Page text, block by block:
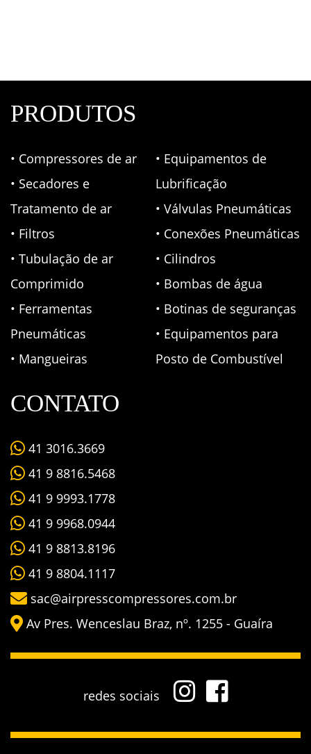
PRODUTOS
• Compressores de ar
• Secadores e
Tratamento de ar
• Filtros
• Tubulação de ar
Comprimido
• Ferramentas
Pneumáticas
• Mangueiras
• Equipamentos de
Lubrificação
• Válvulas Pneumáticas
• Conexões Pneumáticas
• Cilindros
• Bombas de água
• Botinas de seguranças
• Equipamentos para
Posto de Combustível
CONTATO
41 3016.3669
41 9 8816.5468
41 9 9993.1778
41 9 9968.0944
41 9 8813.8196
41 9 8804.1117
sac@airpresscompressores.com.br
Av Pres. Wenceslau Braz, nº. 1255 - Guaíra
redes sociais